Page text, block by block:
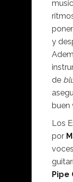
y
de
buen
Los
por
Pipe